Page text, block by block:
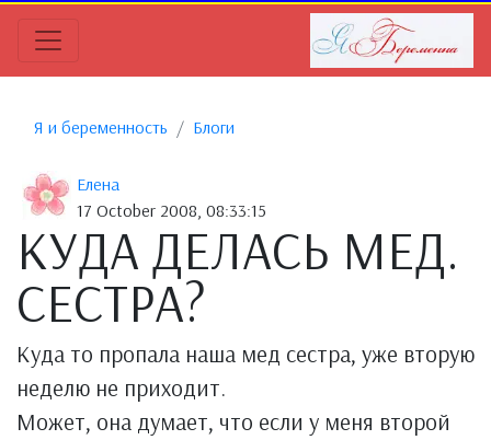
Я и беременность Блоги
Елена
17 October 2008, 08:33:15
КУДА ДЕЛАСЬ МЕД.
СЕСТРА?
Куда то пропала наша мед сестра, уже вторую
неделю не приходит.
Может, она думает, что если у меня второй